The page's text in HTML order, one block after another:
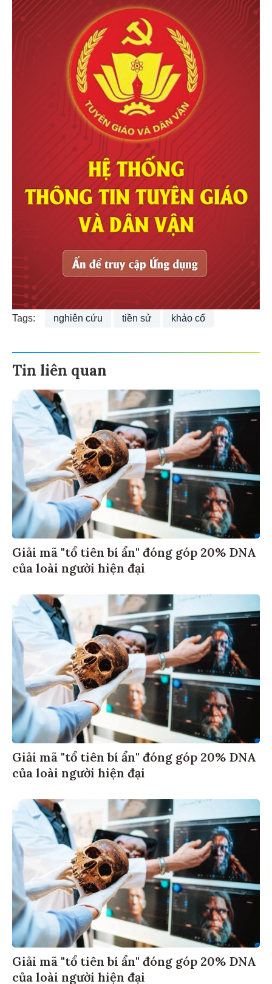
Tags: nghiên cứu tiền sử khảo cổ
Tin liên quan
Giải mã "tổ tiên bí ẩn" đóng góp 20% DNA
của loài người hiện đại
Giải mã "tổ tiên bí ẩn" đóng góp 20% DNA
của loài người hiện đại
Giải mã "tổ tiên bí ẩn" đóng góp 20% DNA
của loài người hiện đại